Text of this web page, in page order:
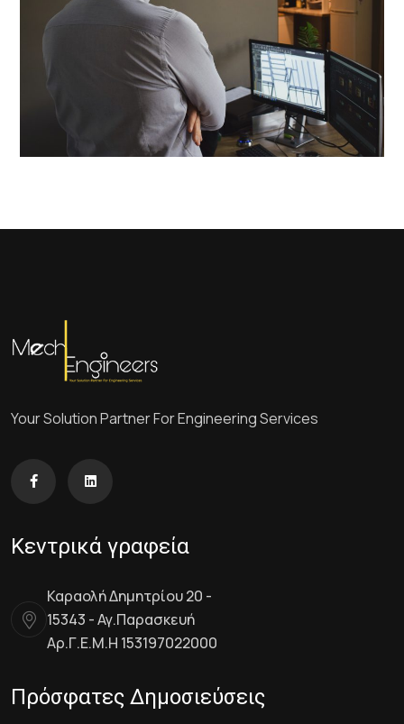
Your Solution Partner For Engineering Services
Κεντρικά γραφεία
Καραολή Δημητρίου 20 -
15343 - Αγ.Παρασκευή
Αρ.Γ.Ε.Μ.Η 153197022000
Πρόσφατες Δημοσιεύσεις